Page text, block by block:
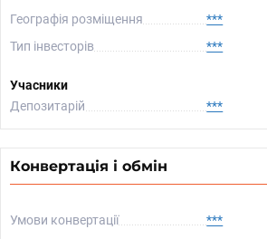
Географія розміщення
***
Тип інвесторів
***
Учасники
Депозитарій
***
Конвертація і обмін
Умови конвертації ***